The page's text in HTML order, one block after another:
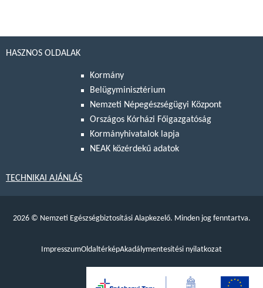
HASZNOS OLDALAK
Kormány
Belügyminisztérium
Nemzeti Népegészségügyi Központ
Országos Kórházi Főigazgatóság
Kormányhivatalok lapja
NEAK közérdekű adatok
TECHNIKAI AJÁNLÁS
2026 © Nemzeti Egészségbiztosítási Alapkezelő. Minden jog fenntartva.
ImpresszumOldaltérképAkadálymentesítési nyilatkozat